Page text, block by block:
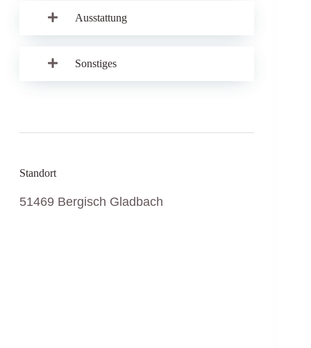
Ausstattung
Sonstiges
Standort
51469 Bergisch Gladbach